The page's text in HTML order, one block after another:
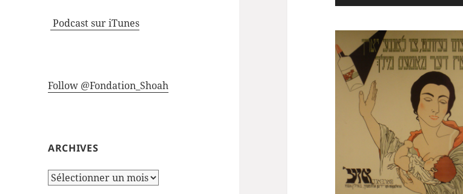
Podcast sur iTunes
Follow @Fondation_Shoah
ARCHIVES
Archives
audio